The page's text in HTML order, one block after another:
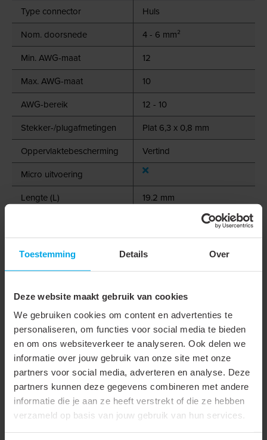
Toestemming Details Over
Deze website maakt gebruik van cookies
We gebruiken cookies om content en advertenties te
personaliseren, om functies voor social media te bieden
en om ons websiteverkeer te analyseren. Ook delen we
informatie over jouw gebruik van onze site met onze
partners voor social media, adverteren en analyse. Deze
partners kunnen deze gegevens combineren met andere
informatie die je aan ze heeft verstrekt of die ze hebben
verzameld op basis van jouw gebruik van hun services.
Type connector
Huls
Nom. doorsnede
4 - 6 mm²
Min. AWG-maat
12
Max. AWG-maat
10
AWG-bereik
12 - 10
Stekker-/plugafmetingen
Plat 6,3 x 0,8 mm
Oppervlaktebescherming
Vertind
Micro uitvoering
Lengte (L)
19.2 mm
Trilling vast / met extra
Bedrijfstemperatuur
120 °C
A1
8.5
A2
4.5
Figuur
2